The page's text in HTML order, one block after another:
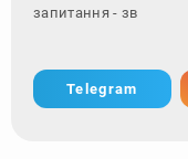
запитання -
Telegram